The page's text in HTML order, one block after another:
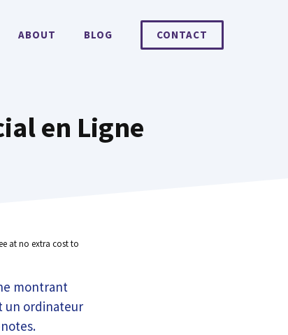
ABOUT BLOG CONTACT
en Ligne
at no extra cost to